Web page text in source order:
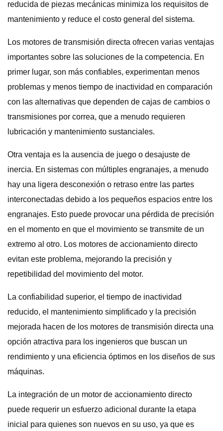
reducida de piezas mecánicas minimiza los requisitos de
mantenimiento y reduce el costo general del sistema.
Los motores de transmisión directa ofrecen varias ventajas
importantes sobre las soluciones de la competencia. En
primer lugar, son más confiables, experimentan menos
problemas y menos tiempo de inactividad en comparación
con las alternativas que dependen de cajas de cambios o
transmisiones por correa, que a menudo requieren
lubricación y mantenimiento sustanciales.
Otra ventaja es la ausencia de juego o desajuste de
inercia. En sistemas con múltiples engranajes, a menudo
hay una ligera desconexión o retraso entre las partes
interconectadas debido a los pequeños espacios entre los
engranajes. Esto puede provocar una pérdida de precisión
en el momento en que el movimiento se transmite de un
extremo al otro. Los motores de accionamiento directo
evitan este problema, mejorando la precisión y
repetibilidad del movimiento del motor.
La confiabilidad superior, el tiempo de inactividad
reducido, el mantenimiento simplificado y la precisión
mejorada hacen de los motores de transmisión directa una
opción atractiva para los ingenieros que buscan un
rendimiento y una eficiencia óptimos en los diseños de sus
máquinas.
La integración de un motor de accionamiento directo
puede requerir un esfuerzo adicional durante la etapa
inicial para quienes son nuevos en su uso, ya que es